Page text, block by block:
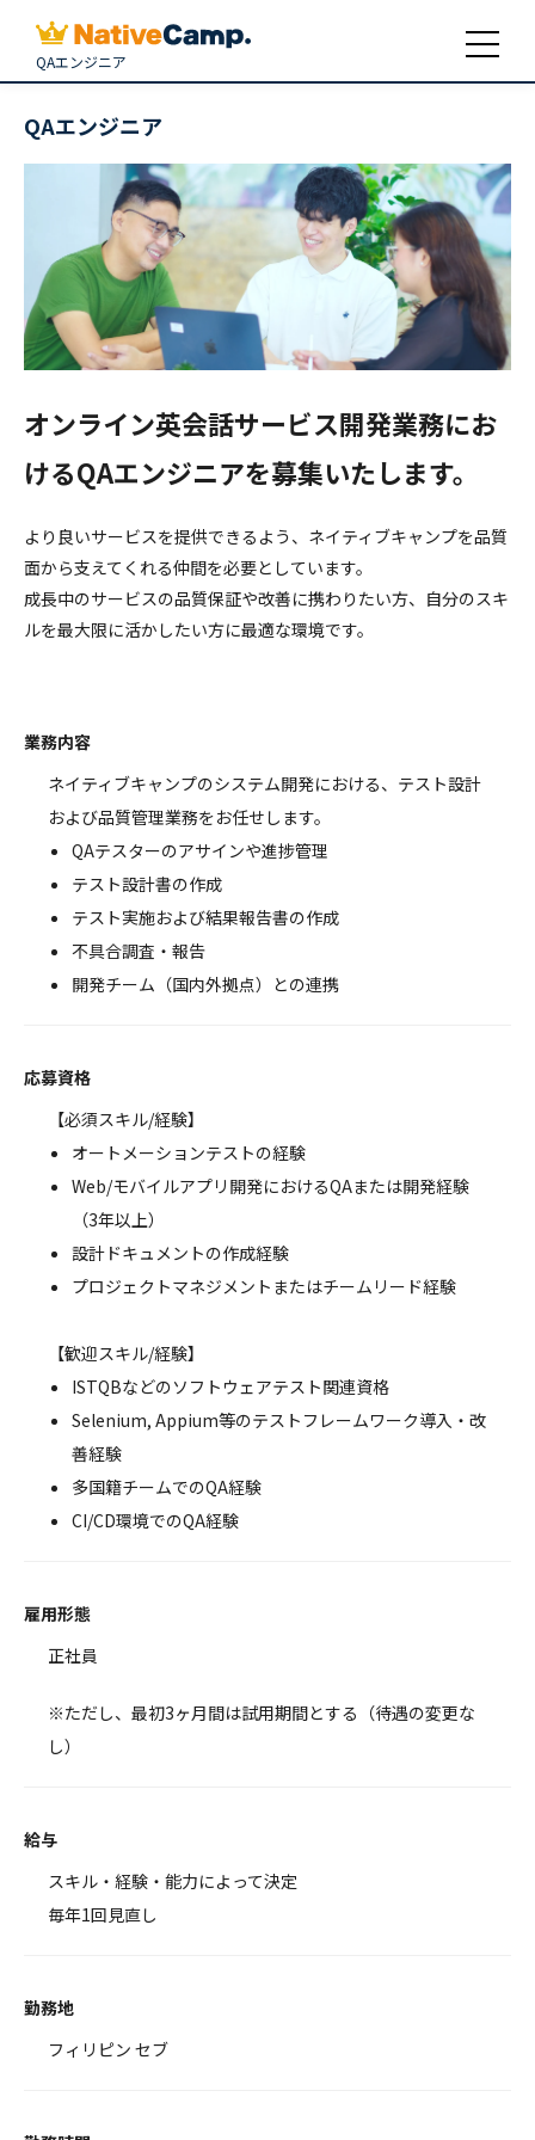
QAエンジニア
QAエンジニア
オンライン英会話サービス開発業務にお
けるQAエンジニアを募集いたします。
より良いサービスを提供できるよう、ネイティブキャンプを品質
面から支えてくれる仲間を必要としています。
成長中のサービスの品質保証や改善に携わりたい方、自分のスキ
ルを最大限に活かしたい方に最適な環境です。
業務内容
ネイティブキャンプのシステム開発における、テスト設計
および品質管理業務をお任せします。
QAテスターのアサインや進捗管理
テスト設計書の作成
テスト実施および結果報告書の作成
不具合調査・報告
開発チーム（国内外拠点）との連携
応募資格
【必須スキル/経験】
オートメーションテストの経験
Web/モバイルアプリ開発におけるQAまたは開発経験
（3年以上）
設計ドキュメントの作成経験
プロジェクトマネジメントまたはチームリード経験
【歓迎スキル/経験】
ISTQBなどのソフトウェアテスト関連資格
Selenium, Appium等のテストフレームワーク導入・改
善経験
多国籍チームでのQA経験
CI/CD環境でのQA経験
雇用形態
正社員
※ただし、最初3ヶ月間は試用期間とする（待遇の変更な
し）
給与
スキル・経験・能力によって決定
毎年1回見直し
勤務地
フィリピン セブ